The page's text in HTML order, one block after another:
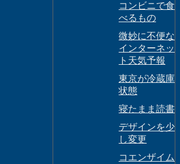
コンビニで食
べるもの
微妙に不便な
インターネッ
ト天気予報
東京が冷蔵庫
状態
寝たまま読書
デザインを少
し変更
コエンザイム